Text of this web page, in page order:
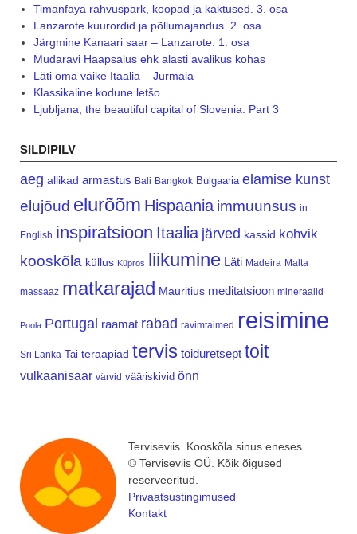
Timanfaya rahvuspark, koopad ja kaktused. 3. osa
Lanzarote kuurordid ja põllumajandus. 2. osa
Järgmine Kanaari saar – Lanzarote. 1. osa
Mudaravi Haapsalus ehk alasti avalikus kohas
Läti oma väike Itaalia – Jurmala
Klassikaline kodune letšo
Ljubljana, the beautiful capital of Slovenia. Part 3
SILDIPILV
aeg allikad armastus Bali Bangkok Bulgaaria elamise kunst
elujõud elurõõm Hispaania immuunsus in
English inspiratsioon Itaalia järved kassid kohvik
kooskõla küllus Küpros liikumine Läti Madeira Malta
massaaz matkarajad Mauritius meditatsioon mineraalid
Poola Portugal raamat rabad ravimtaimed reisimine
Sri Lanka Tai teraapiad tervis toiduretsept toit
vulkaanisaar värvid vääriskivid õnn
Terviseviis. Kooskõla sinus eneses.
© Terviseviis OÜ. Kõik õigused
reserveeritud.
Privaatsustingimused
Kontakt